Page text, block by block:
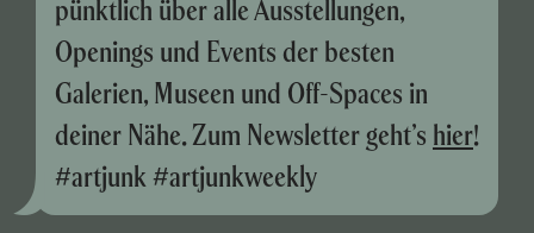
pünktlich über alle Ausstellungen,
Openings und Events der besten
Galerien, Museen und Off-Spaces in
deiner Nähe. Zum Newsletter geht’s hier!
#artjunk #artjunkweekly